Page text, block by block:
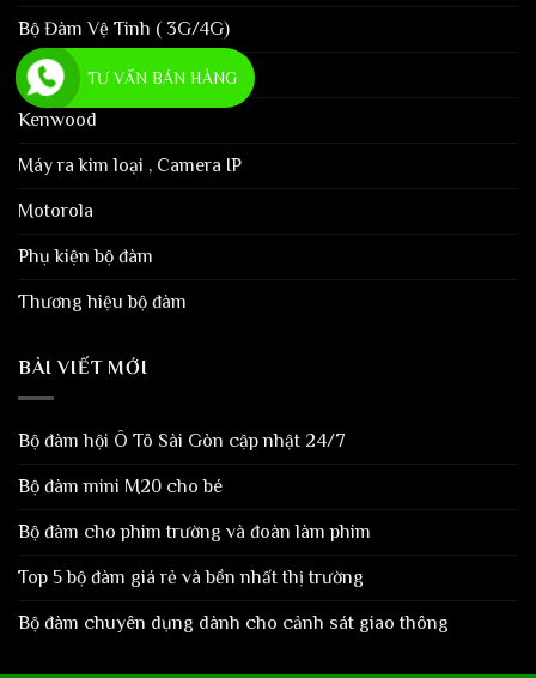
Bộ Đàm Vệ Tinh ( 3G/4G)
iCom
Kenwood
Máy ra kim loại , Camera IP
Motorola
Phụ kiện bộ đàm
Thương hiệu bộ đàm
BÀI VIẾT MỚI
Bộ đàm hội Ô Tô Sài Gòn cập nhật 24/7
Bộ đàm mini M20 cho bé
Bộ đàm cho phim trường và đoàn làm phim
Top 5 bộ đàm giá rẻ và bền nhất thị trường
Bộ đàm chuyên dụng dành cho cảnh sát giao thông
TƯ VẤN BÁN HÀNG